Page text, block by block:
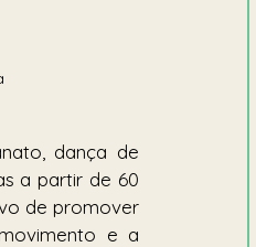
dança de
a partir de 60
de promover
e a